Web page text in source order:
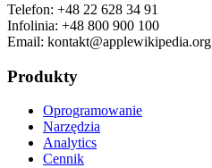
Telefon: +48 22 628 34 91
Infolinia: +48 800 900 100
Email: kontakt@applewikipedia.org
Produkty
Oprogramowanie
Narzędzia
Analytics
Cennik